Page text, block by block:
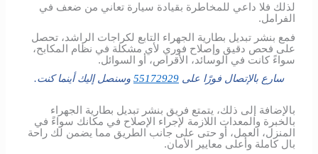
لذلك فلا داعي للمخاطرة بقيادة سيارة تعاني من ضعف في
الفرامل.
فمع بنشر تبديل بطارية الجهراء التابع لكراجات الراشد، تحصل
على فحص دقيق وإصلاح فوري لأي مشكلة في نظام المكابح،
سواءً كانت في الوسائد، الأقراص، أو السوائل.
سارع بالإتصال فورًا على 55172929 وسنصل إليك أينما كنت.
بالإضافة إلى ذلك، يتمتع فريق بنشر تبديل بطارية الجهراء
بالخبرة والمعدات اللازمة لإجراء الإصلاح في مكانك سواءً في
المنزل، العمل، أو حتى على جانب الطريق مما يضمن لك راحة
بال كاملة وأعلى معايير الأمان.